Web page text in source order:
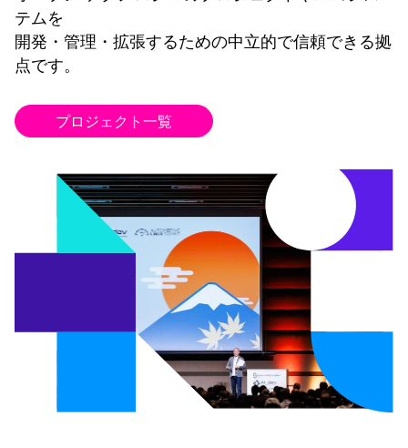
テムを
開発・管理・拡張するための中立的で信頼できる拠
点です。
プロジェクト一覧